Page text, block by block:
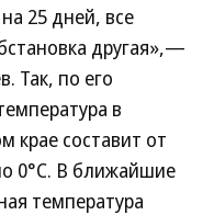
25 дней, все
другая»,—
Так, по его
в
крае составит от
0°C. В ближайшие
температура